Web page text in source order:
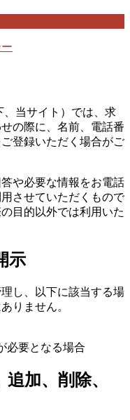
当サイト）では、求
の際に、名前、電話番
登録いただく場合がご
や必要な情報をお電話
させていただくもので
目的以外では利用いた
示
し、以下に該当する場
りません。
必要となる場合
加、削除、